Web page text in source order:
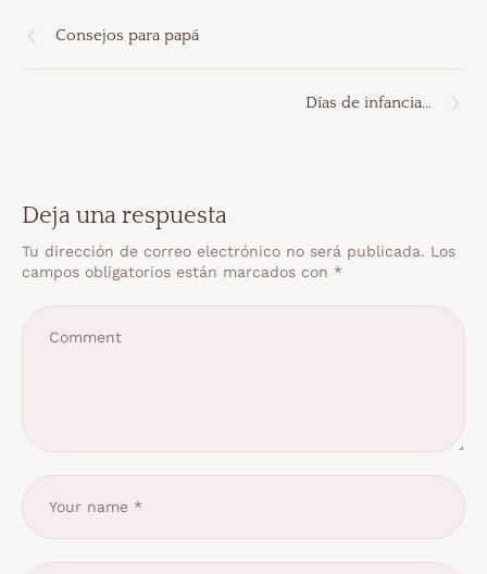
Consejos para papá
Días de infancia…
Deja una respuesta
Tu dirección de correo electrónico no será publicada. Los
campos obligatorios están marcados con *